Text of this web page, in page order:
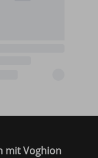
mit Voghion